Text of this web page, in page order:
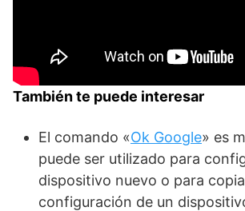
También te puede interesar
El comando «Ok Google» es
puede ser utilizado para
dispositivo nuevo o para
configuración de un